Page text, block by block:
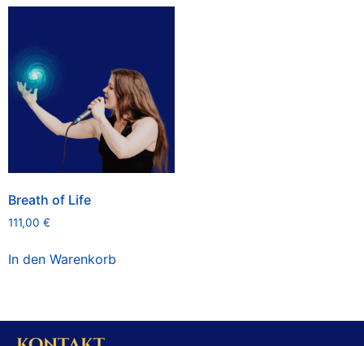
Breath of Life
111,00 €
In den Warenkorb